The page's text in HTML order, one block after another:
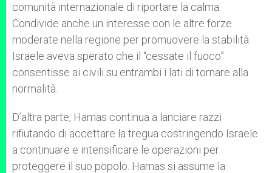
comunità internazionale di riportare la calma.
Condivide anche un interesse con le altre forze
moderate nella regione per promuovere la stabilità.
Israele aveva sperato che il “cessate il fuoco”
consentisse ai civili su entrambi i lati di tornare alla
normalità.
D’altra parte, Hamas continua a lanciare razzi
rifiutando di accettare la tregua costringendo Israele
a continuare e intensificare le operazioni per
proteggere il suo popolo. Hamas si assume la